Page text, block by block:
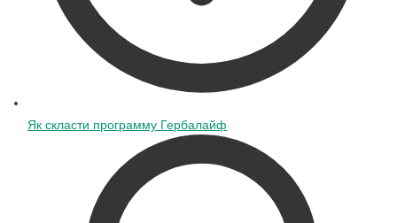
Як скласти программу Гербалайф